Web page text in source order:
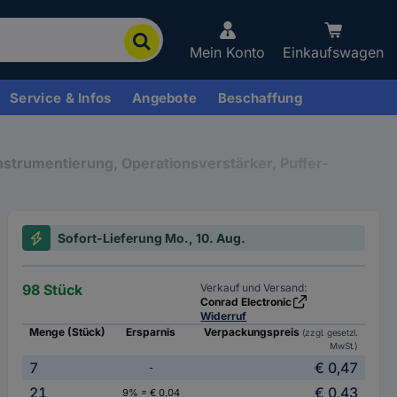
Mein Konto Einkaufswagen
Service & Infos Angebote Beschaffung
Operationsverstärker, Puffer-
Sofort-Lieferung Mo., 10. Aug.
98 Stück
Verkauf und Versand:
Conrad Electronic
Widerruf
Menge (Stück)
Ersparnis Verpackungspreis (zzgl. gesetzl.
MwSt.)
7 -
€ 0,47
21
9% = € 0,04
€ 0,43